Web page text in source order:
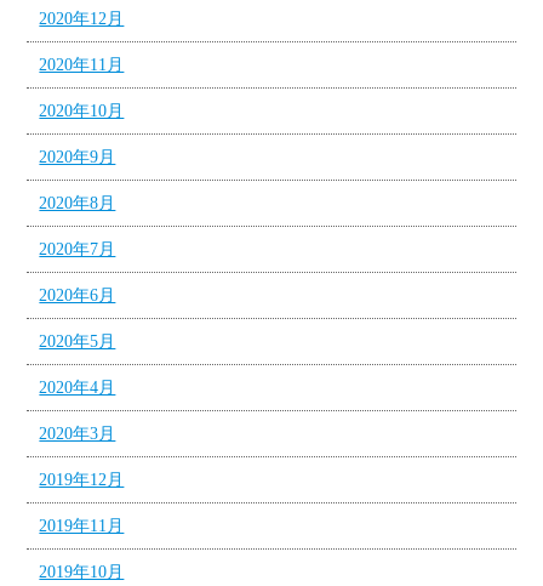
2020年12月
2020年11月
2020年10月
2020年9月
2020年8月
2020年7月
2020年6月
2020年5月
2020年4月
2020年3月
2019年12月
2019年11月
2019年10月